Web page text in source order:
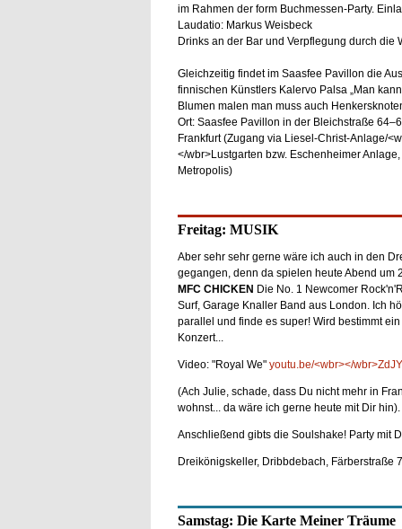
im Rahmen der form Buchmessen-Party.
Laudatio: Markus Weisbeck
Drinks an der Bar und Verpflegung durch die
Gleichzeitig findet im Saasfee Pavillon die
finnischen Künstlers Kalervo Palsa „Man
Blumen malen man muss auch
Ort: Saasfee Pavillon in der Bleichstraße
Frankfurt (Zugang via Liesel-Christ-Anlage/
</wbr>Lustgarten bzw. Eschenheimer
Metropolis)
Freitag: MUSIK
Aber sehr sehr gerne wäre ich auch in den
gegangen, denn da spielen heute Abend um
MFC CHICKEN Die No. 1 Newcomer
Surf, Garage Knaller Band aus London. Ich
parallel und finde es super! Wird bestimmt
Konzert...
Video: "Royal We" youtu.be/<wbr></
(Ach Julie, schade, dass Du nicht mehr in
wohnst... da wäre ich gerne heute mit Dir hin).
Anschließend gibts die Soulshake! Party mit
Dreikönigskeller, Dribbdebach, Färberstraße
Samstag: Die Karte Meiner Träume